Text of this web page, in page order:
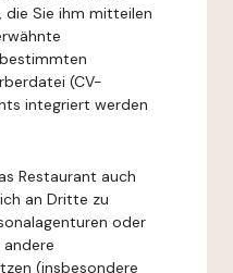
die Sie ihm mitteilen
(CV-
integriert werden
Restaurant auch
an Dritte zu
oder
(insbesondere